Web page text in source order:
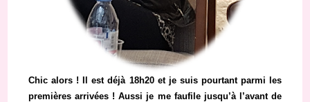
Chic alors ! Il est déjà 18h20 et je suis pourtant parmi les
premières arrivées ! Aussi je me faufile jusqu’à l’avant de